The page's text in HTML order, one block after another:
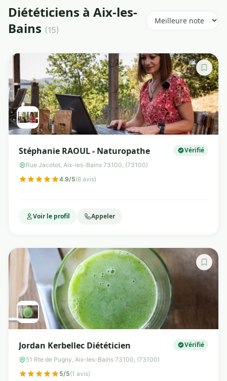
Diététiciens à Aix-les-
Bains (15)
Stéphanie RAOUL - Naturopathe Vérifié
Rue Jacotot, Aix-les-Bains 73100, (73100)
4.9/5(8 avis)
Voir le profil Appeler
Jordan Kerbellec Diététicien Vérifié
51 Rte de Pugny, Aix-les-Bains 73100, (73100)
5/5(1 avis)